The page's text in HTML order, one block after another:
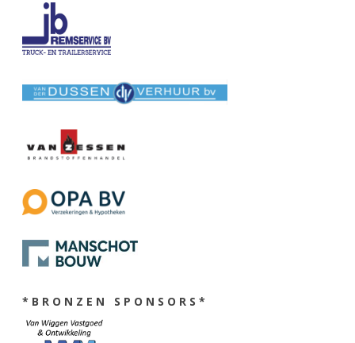
* B R O N Z E N S P O N S O R S *